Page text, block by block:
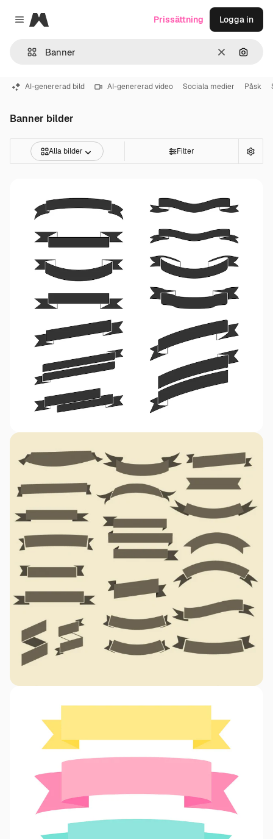
Close menu
Magnific
RensaSök
Prissättning Logga in
AI-genererad bild AI-genererad video Sociala medier Påsk
Banner bilder
Alla bilder Filter